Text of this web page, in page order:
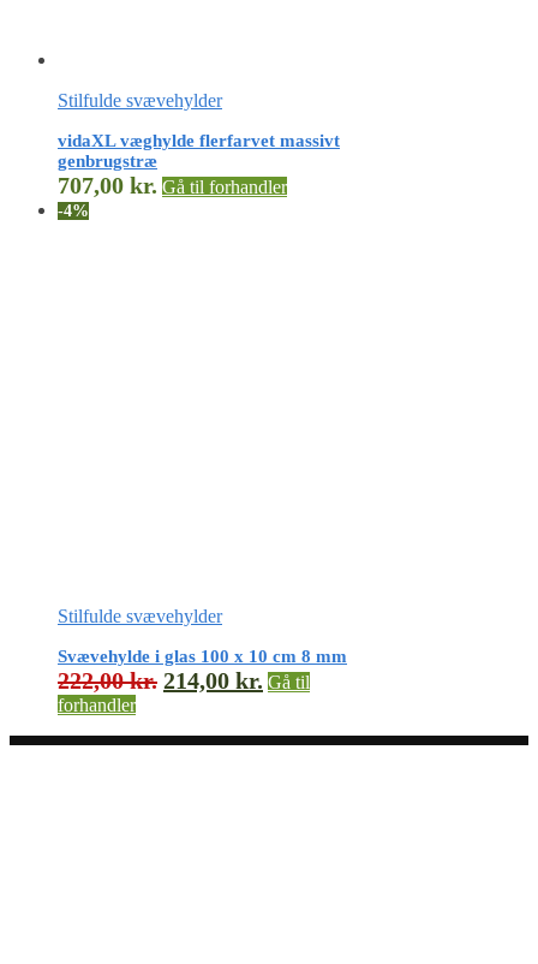
Stilfulde svævehylder
vidaXL væghylde flerfarvet massivt
genbrugstræ
707,00 kr. Gå til forhandler
-4%
Stilfulde svævehylder
Svævehylde i glas 100 x 10 cm 8 mm
222,00kr. 214,00 kr. Gå til
forhandler